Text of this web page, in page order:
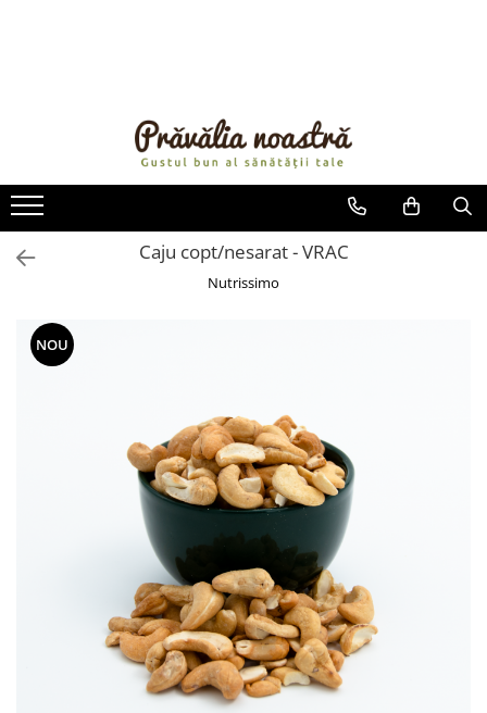
ULEIURI ȘI UNTURI
MĂSLINE
FRUCTE DESHIDRATATE
FRUCTE LA CONSERVĂ
OȚETURI ȘI SOSURI
BĂUTURI / LAPTE VEGETAL
OREZ ȘI CEREALE
CREME ȘI PASTE TARTINABILE
CEAIURI GRECEȘTI
CIOCOLATĂ ȘI CACAO
HEALTHY SNACKS
SUPERALIMENTE
Caju copt/nesarat - VRAC
Nutrissimo
NOU